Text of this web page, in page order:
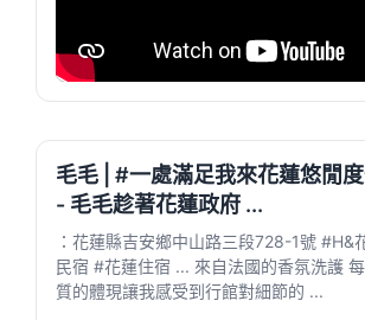
毛毛 | #一處滿足我來花蓮悠閒
- 毛毛趁著花蓮政府 ...
：花蓮縣吉安鄉中山路三段728-1號 #H&
民宿 #花蓮住宿 ... 來自法國的香氛洗護
質的體現讓我感受到行館對細節的 ...